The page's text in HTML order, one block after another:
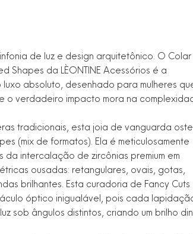
de luz e design arquitetônico. O Colar
Shapes da LÈONTINE Acessórios é a
absoluto, desenhado para mulheres
o verdadeiro impacto mora na
tradicionais, esta joia de vanguarda
(mix de formatos). Ela é meticulosamente
da intercalação de zircônias premium em
ousadas: retangulares, ovais, gotas,
brilhantes. Esta curadoria de Fancy Cuts
óptico inigualável, pois cada
sob ângulos distintos, criando um brilho